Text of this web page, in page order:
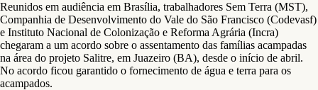
Reunidos em audiência em Brasília, trabalhadores Sem Terra (MST),
Companhia de Desenvolvimento do Vale do São Francisco (Codevasf)
e Instituto Nacional de Colonização e Reforma Agrária (Incra)
chegaram a um acordo sobre o assentamento das famílias acampadas
na área do projeto Salitre, em Juazeiro (BA), desde o início de abril.
No acordo ficou garantido o fornecimento de água e terra para os
acampados.